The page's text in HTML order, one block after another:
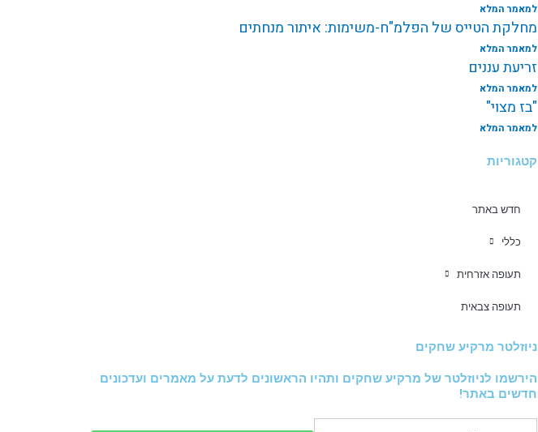
למאמר המלא
מחלקת הטייס של הפלמ"ח-משימות: איתור מנחתים
למאמר המלא
זריעת עננים
למאמר המלא
"בז מצוי"
למאמר המלא
קטגוריות
חדש באתר
כללי
תעופה אזרחית
תעופה צבאית
ניוזלטר מרקיע שחקים
הירשמו לניוזלטר של מרקיע שחקים ותהיו הראשונים לדעת על מאמרים ועדכונים
חדשים באתר!